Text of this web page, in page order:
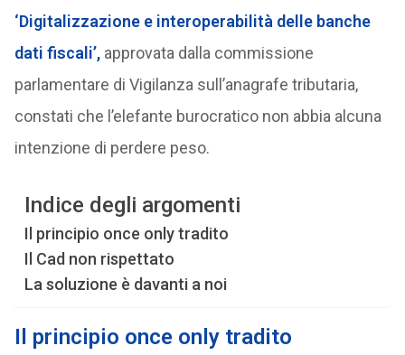
‘Digitalizzazione e interoperabilità delle banche
dati fiscali’,approvata dalla commissione
parlamentare di Vigilanza sull’anagrafe tributaria,
constati che l’elefante burocratico non abbia alcuna
intenzione di perdere peso.
Indice degli argomenti
Il principio once only tradito
Il Cad non rispettato
La soluzione è davanti a noi
Il principio once only tradito